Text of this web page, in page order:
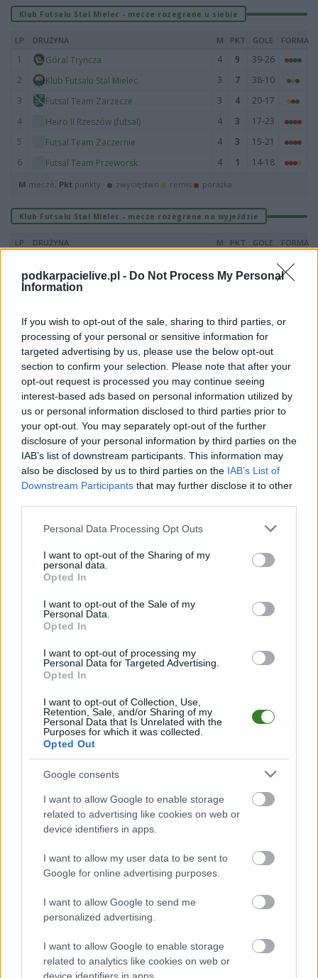
podkarpacielive.pl - Do Not Process My Personal
Information
If you wish to opt-out of the sale, sharing to third parties, or
processing of your personal or sensitive information for
targeted advertising by us, please use the below opt-out
section to confirm your selection. Please note that after your
opt-out request is processed you may continue seeing
interest-based ads based on personal information utilized by
us or personal information disclosed to third parties prior to
your opt-out. You may separately opt-out of the further
disclosure of your personal information by third parties on the
IAB’s list of downstream participants. This information may
also be disclosed by us to third parties on the IAB’s List of
Downstream Participants that may further disclose it to other
Please note that this website/app uses one or more Google
not limited to your visit or usage behaviour. You may click to
grant or deny consent to Google and its third-party tags to
use your data for below specified purposes in below Google
consent section.
Personal Data Processing Opt Outs
I want to opt-out of the Sharing of my
personal data.
Opted In
I want to opt-out of the Sale of my
Personal Data.
Opted In
I want to opt-out of processing my
Personal Data for Targeted Advertising.
Opted In
I want to opt-out of Collection, Use,
Retention, Sale, and/or Sharing of my
Personal Data that Is Unrelated with the
Purposes for which it was collected.
Opted Out
Google consents
I want to allow Google to enable storage
related to advertising like cookies on web or
device identifiers in apps.
I want to allow my user data to be sent to
Google for online advertising purposes.
I want to allow Google to send me
personalized advertising.
I want to allow Google to enable storage
related to analytics like cookies on web or
Klub Futsalu Stal Mielec - mecze rozegrane u siebie
LP DRUŻYNA M PKT GOLE FORMA
1 Góral Tryńcza 4 9
39-26
2
Klub Futsalu Stal Mielec 3 7
38-10
3
Futsal Team Zarzecze 3 4
20-17
4
Heiro II Rzeszów (futsal) 4 3
17-23
5
Futsal Team Zaczernie 4 3
15-21
6
Futsal Team Przeworsk 4 1 14-18
M mecze, Pkt punkty · zwycięstwo remis porażka
Klub Futsalu Stal Mielec - mecze rozegrane na wyjeździe
LP DRUŻYNA M PKT GOLE FORMA
Futsal Team Zaczernie 4 8
26-23
Heiro II Rzeszów (futsal) 3 6
8-16
Futsal Team Zarzecze 4 6
17-37
6
Futsal Team Przeworsk 3 1 14-23
Mmecze,Pktpunkty · zwycięstwo remis porażka
Klub Futsalu Stal Mielec - strzelcy bramek
LP. PIŁKARZ BRAMKI
Brak statystyk
Konferencja po
meczu 2 ligi
Łańcut - Stal
Mielec [WIDEO]
Konferencja prasowa po meczu 2 ligi futsalu SPAR Łańcut - Stal
Mielec. Gospodarze zwyciężyli 7-6. &nbsp;
spar-lancut-stal-mielec-wideo/]...
Czytaj więcej
futsalu. 6 drużyn w
podkarpackiej
[TERMINARZ]
2016-11-12 12:30
Już w niedzielę startują rozgrywki 2 ligi futsalu w sezonie
2016/2017. W&nbsp;podkarpackiej grupie wystąpi 6 drużyn.
Zobaczcie pełny terminarz. &nbsp; Pierwsze mecze 2 ligi futsalu
rozegrane zostaną juz w ten weekend. W&nbsp;pierwszych
spotkniach Góral Tryńcza podejmować będzie Futsal Z...